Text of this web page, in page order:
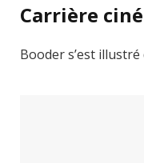
Carrière
Booder s’est